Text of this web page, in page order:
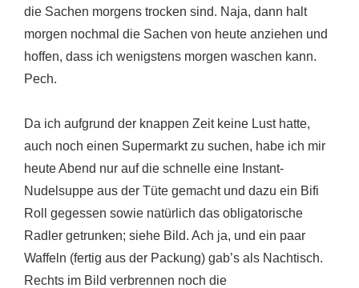
die Sachen morgens trocken sind. Naja, dann halt
morgen nochmal die Sachen von heute anziehen und
hoffen, dass ich wenigstens morgen waschen kann.
Pech.
Da ich aufgrund der knappen Zeit keine Lust hatte,
auch noch einen Supermarkt zu suchen, habe ich mir
heute Abend nur auf die schnelle eine Instant-
Nudelsuppe aus der Tüte gemacht und dazu ein Bifi
Roll gegessen sowie natürlich das obligatorische
Radler getrunken; siehe Bild. Ach ja, und ein paar
Waffeln (fertig aus der Packung) gab’s als Nachtisch.
Rechts im Bild verbrennen noch die